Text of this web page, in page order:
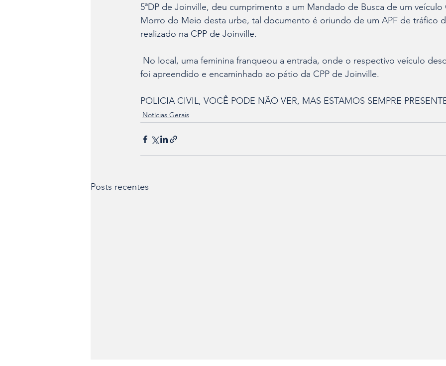
5ªDP de Joinville, deu cumprimento a um Mandado de Busca de um veículo
Morro do Meio desta urbe, tal documento é oriundo de um APF de tráfico
realizado na CPP de Joinville.
foi apreendido e encaminhado ao pátio da CPP de Joinville.
POLICIA CIVIL, VOCÊ PODE NÃO VER, MAS ESTAMOS SEMPRE
Notícias Gerais
Posts recentes